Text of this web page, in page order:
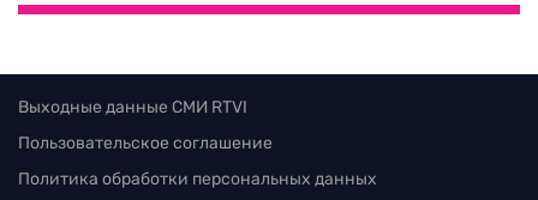
Выходные данные СМИ RTVI
Пользовательское соглашение
Политика обработки персональных данных